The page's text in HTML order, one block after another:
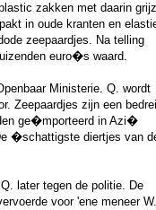
zakken met daarin
in oude kranten en
zeepaardjes. Na telling
euro�s waard.
Ministerie. Q. wordt
Zeepaardjes zijn een
ge�mporteerd in Azi�
�schattigste diertjes van
later tegen de politie. De
voor 'ene meneer